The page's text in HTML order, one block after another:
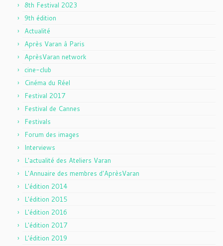
8th Festival 2023
9th édition
Actualité
Après Varan à Paris
AprèsVaran network
cine-club
Cinéma du Réel
Festival 2017
Festival de Cannes
Festivals
Forum des images
Interviews
L'actualité des Ateliers Varan
L'Annuaire des membres d'AprèsVaran
L'édition 2014
L'édition 2015
L'édition 2016
L'édition 2017
L'édition 2019